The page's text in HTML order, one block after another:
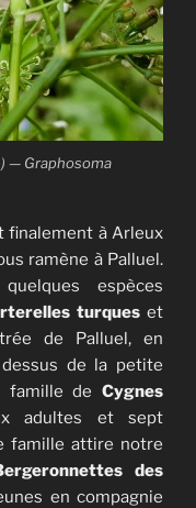
— Graphosoma
finalement à Arleux
ramène à Palluel.
espèces
turques et
de Palluel, en
de la petite
famille de Cygnes
adultes et sept
famille attire notre
des
en compagnie